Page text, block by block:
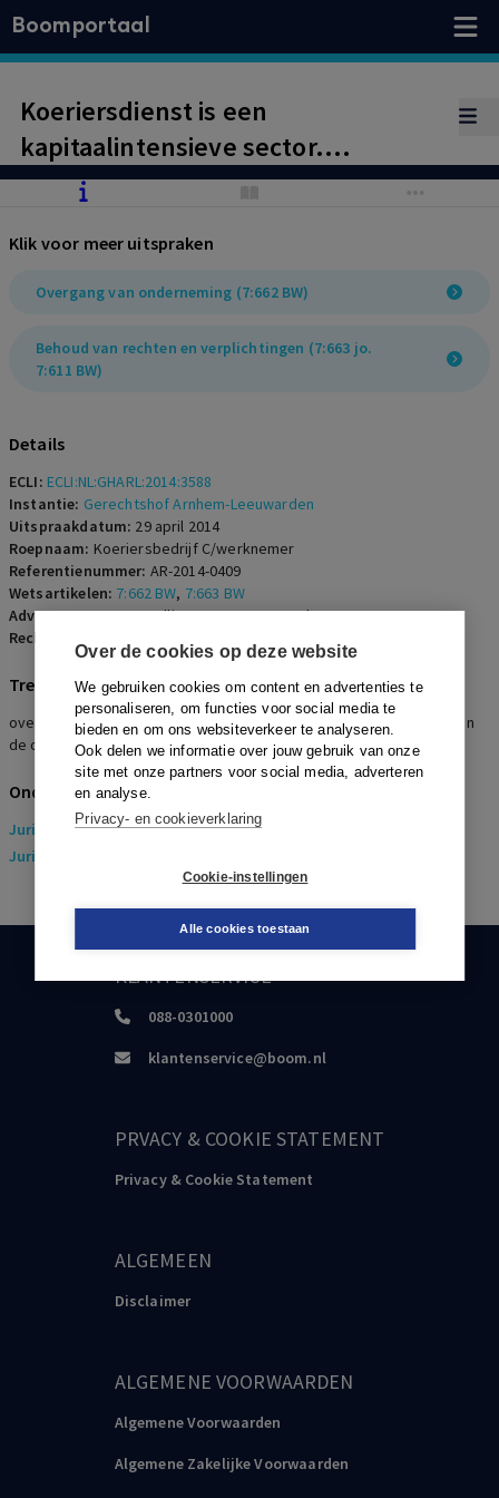
Over de cookies op deze website
We gebruiken cookies om content en advertenties te
personaliseren, om functies voor social media te
bieden en om ons websiteverkeer te analyseren.
Ook delen we informatie over jouw gebruik van onze
site met onze partners voor social media, adverteren
en analyse.
Privacy- en cookieverklaring
Cookie-instellingen
Alle cookies toestaan
Boomportaal
Koeriersdienst is een
kapitaalintensieve sector.
Werknemer heeft onvoldoende
tot de overgedragen entiteit (regio
2).
Klik voor meer uitspraken
Overgang van onderneming (7:662 BW)
Behoud van rechten en verplichtingen (7:663 jo.
7:611 BW)
Details
ECLI: ECLI:NL:GHARL:2014:3588
Instantie: Gerechtshof Arnhem-Leeuwarden
Uitspraakdatum: 29 april 2014
Roepnaam: Koeriersbedrijf C/werknemer
Referentienummer: AR-2014-0409
Wetsartikelen: 7:662 BW, 7:663 BW
Advocaten:E.D. van Tellingen en J.C. Wesselo
Rechters:
Trefwoorden
overgang van onderneming, entiteit, toerekening tot onderdeel van
de onderneming, kapitaalintensief, vervoer, koeriersdiensten
Onderwerpen
Juridisch> Arbeidsrecht
Juridisch
KLANTENSERVICE
088-0301000
klantenservice@boom.nl
PRVACY & COOKIE STATEMENT
Privacy & Cookie Statement
ALGEMEEN
Disclaimer
ALGEMENE VOORWAARDEN
Algemene Voorwaarden
Algemene Zakelijke Voorwaarden